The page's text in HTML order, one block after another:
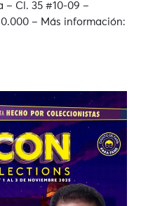
– Cl. 35 #10-09 –
– Más información: